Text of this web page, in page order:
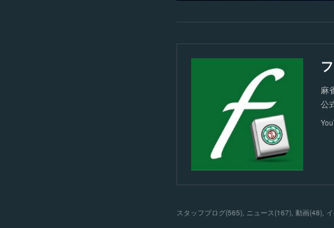
麻
公
スタッフブログ(565) ニュース(167) 動画(48)